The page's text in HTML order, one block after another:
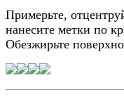
Примерьте,
нанесите метки по
Обезжирьте